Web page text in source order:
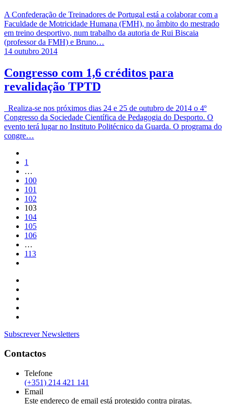
A Confederação de Treinadores de Portugal está a colaborar com a
Faculdade de Motricidade Humana (FMH), no âmbito do mestrado
em treino desportivo, num trabalho da autoria de Rui Biscaia
(professor da FMH) e Bruno…
14 outubro 2014
Congresso com 1,6 créditos para
revalidação TPTD
Realiza-se nos próximos dias 24 e 25 de outubro de 2014 o 4º
Congresso da Sociedade Científica de Pedagogia do Desporto. O
evento terá lugar no Instituto Politécnico da Guarda. O programa do
congre…
1
…
100
101
102
103
104
105
106
…
113
Subscrever Newsletters
Contactos
Telefone
(+351) 214 421 141
Email
Este endereço de email está protegido contra piratas.